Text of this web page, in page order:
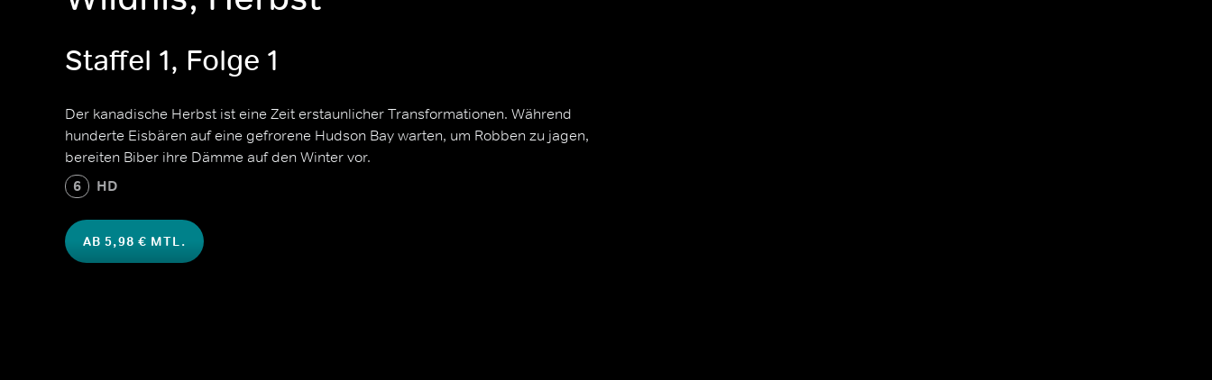
Staffel 1, Folge 1
Der kanadische Herbst ist eine Zeit erstaunlicher Transformationen. Während
hunderte Eisbären auf eine gefrorene Hudson Bay warten, um Robben zu jagen,
bereiten Biber ihre Dämme auf den Winter vor.
6 HD
AB 5,98 € MTL.